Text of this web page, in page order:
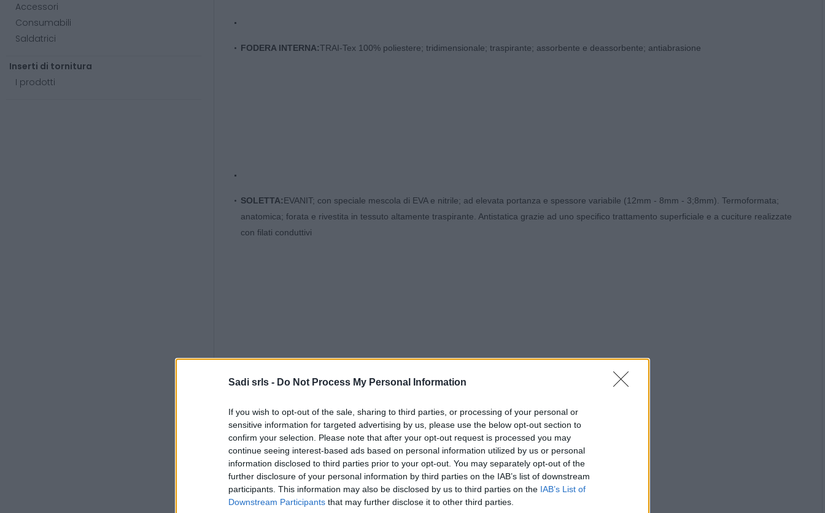
Sadi srls - Do Not Process My Personal Information
If you wish to opt-out of the sale, sharing to third parties, or processing of your personal or
sensitive information for targeted advertising by us, please use the below opt-out section to
confirm your selection. Please note that after your opt-out request is processed you may
continue seeing interest-based ads based on personal information utilized by us or personal
information disclosed to third parties prior to your opt-out. You may separately opt-out of the
further disclosure of your personal information by third parties on the IAB’s list of downstream
participants. This information may also be disclosed by us to third parties on the IAB’s List of
Downstream Participants that may further disclose it to other third parties.
FODERA INTERNA:TRAI-Tex 100% poliestere; tridimensionale; traspirante; assorbente e deassorbente; antiabrasione
SOLETTA:EVANIT; con speciale mescola di EVA e nitrile; ad elevata portanza e spessore variabile (12mm - 8mm - 3;8mm). Termoformata;
anatomica; forata e rivestita in tessuto altamente traspirante. Antistatica grazie ad uno specifico trattamento superficiale e a cuciture realizzate
con filati conduttivi
SUOLA:poliuretano bidensità
Accessori
Consumabili
Saldatrici
Inserti di tornitura
I prodotti